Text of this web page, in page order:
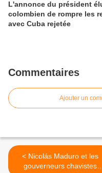
L'annonce du président
colombien de rompre les
avec Cuba rejetée
Commentaires
Ajouter un
< Nicolás Maduro et les
gouverneurs chavistes